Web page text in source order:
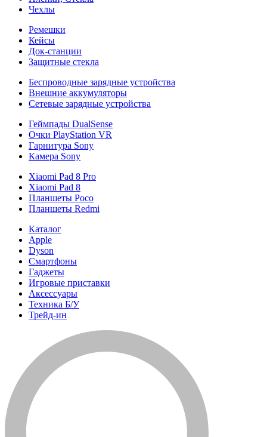
Чехлы
Ремешки
Кейсы
Док-станции
Защитные стекла
Беспроводные зарядные устройства
Внешние аккумуляторы
Сетевые зарядные устройства
Геймпады DualSense
Очки PlayStation VR
Гарнитура Sony
Камера Sony
Xiaomi Pad 8 Pro
Xiaomi Pad 8
Планшеты Poco
Планшеты Redmi
Каталог
Apple
Dyson
Смартфоны
Гаджеты
Игровые приставки
Аксессуары
Техника Б/У
Трейд-ин